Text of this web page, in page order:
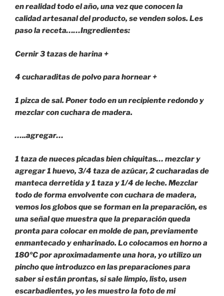
en realidad todo el año, una vez que conocen la
calidad artesanal del producto, se venden solos. Les
paso la receta……Ingredientes:
Cernir 3 tazas de harina +
4 cucharaditas de polvo para hornear +
1 pizca de sal. Poner todo en un recipiente redondo y
mezclar con cuchara de madera.
…..agregar…
1 taza de nueces picadas bien chiquitas… mezclar y
agregar 1 huevo, 3/4 taza de azúcar, 2 cucharadas de
manteca derretida y 1 taza y 1/4 de leche. Mezclar
todo de forma envolvente con cuchara de madera,
vemos los globos que se forman en la preparación, es
una señal que muestra que la preparación queda
pronta para colocar en molde de pan, previamente
enmantecado y enharinado. Lo colocamos en horno a
180ºC por aproximadamente una hora, yo utilizo un
pincho que introduzco en las preparaciones para
saber si están prontas, si sale limpio, listo, usen
escarbadientes, yo les muestro la foto de mi